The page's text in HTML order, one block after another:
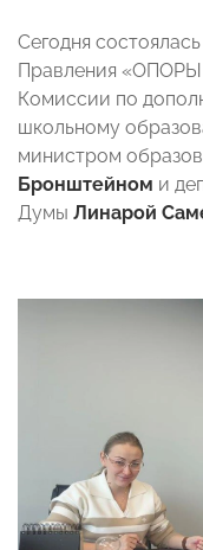
Сегодня
Правления
Комиссии по
школьному
министром
Бронштейном и
Думы Линарой